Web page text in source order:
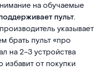
на обучаемые
пульт.
указывает
брать пульт «про
на 2–3 устройства
от покупки